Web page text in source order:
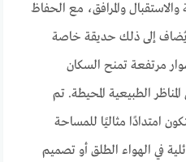
والاستقبال والمرافق، مع الحفاظ
إلى ذلك حديقة خاصة
بأسوار مرتفعة تمنح السكان
الطبيعية المحيطة. تم
امتدادًا مثاليًا للمساحة
في الهواء الطلق أو تصميم